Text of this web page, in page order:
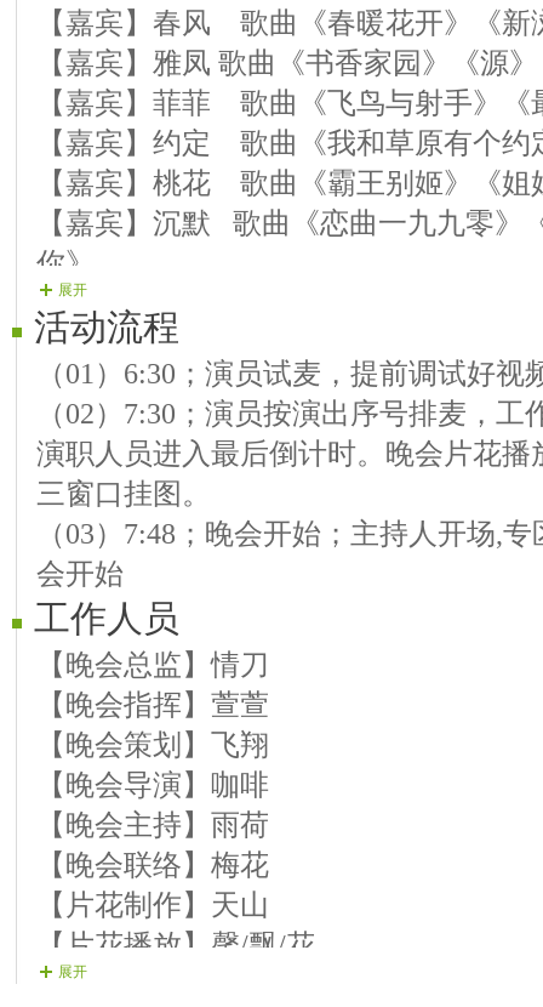
【嘉宾】春风 歌曲《春暖花开》《新
【嘉宾】雅凤 歌曲《书香家园》《源》
【嘉宾】菲菲 歌曲《飞鸟与射手》《
【嘉宾】约定 歌曲《我和草原有个约
【嘉宾】桃花 歌曲《霸王别姬》《姐
【嘉宾】沉默 歌曲《恋曲一九九零》
你》
【嘉宾】风雨 歌曲《是杯杯敬自己》
【嘉宾】飞翔 歌曲《童年老家》《我
【嘉宾】妮妮 歌曲《无奈的伤悲》电
【嘉宾】草原 歌曲《风雨无阻》 《
【嘉宾】花香 歌曲 《百花迎春》《春
【嘉宾】瑞星 歌曲《人生路》《昨
【嘉宾】开心 歌曲《一首吉祥的歌》
【嘉宾】红亚 歌曲《最亲的人》《星
展开
活动流程
（01）6:30；演员试麦，提前调试好视
（02）7:30；演员按演出序号排麦，
演职人员进入最后倒计时。晚会片花
三窗口挂图。
（03）7:48；晚会开始；主持人开场,
会开始
工作人员
【晚会总监】情刀
【晚会指挥】萱萱
【晚会策划】飞翔
【晚会导演】咖啡
【晚会主持】雨荷
【晚会联络】梅花
【片花制作】天山
【片花播放】馨/飘/花
【晚会广播】大海
展开